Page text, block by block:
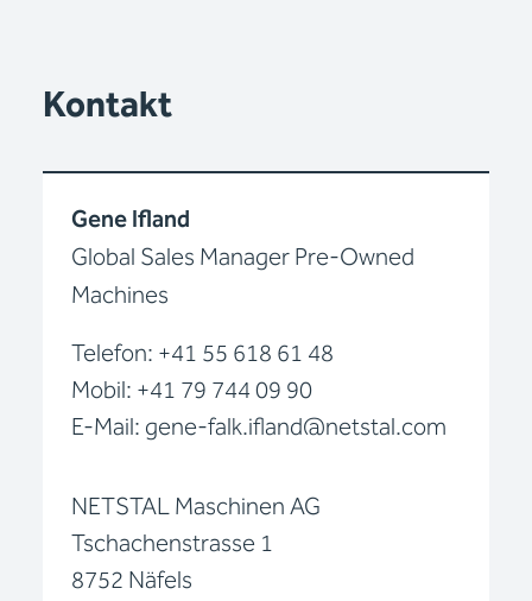
Kontakt
Gene Ifland
Global Sales Manager Pre-Owned
Machines
Telefon: +41 55 618 61 48
Mobil: +41 79 744 09 90
E-Mail: gene-falk.ifland@netstal.com
NETSTAL Maschinen AG
Tschachenstrasse 1
8752 Näfels